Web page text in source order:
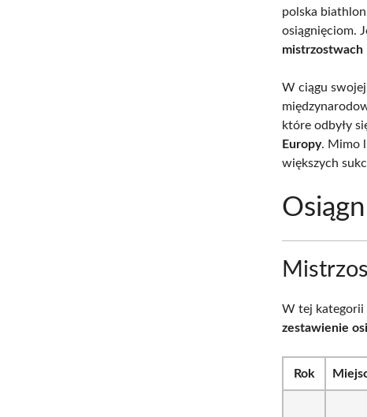
polska
osiągnięciom.
mistrzostwach
W ciągu swojej
które odbyły
Europy. Mimo
większych
W tej
zestawienie
Rok